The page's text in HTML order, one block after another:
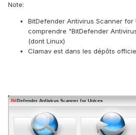
Note:
BitDefender Antivirus Scanner for
comprendre "BitDefender
(dont Linux)
Clamav est dans les dépôts